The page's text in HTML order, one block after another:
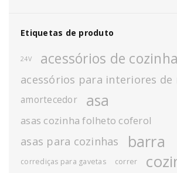
Etiquetas de produto
24V acessórios de cozinha
acessórios para interiores de
amortecedor asa
asas cozinha folheto coferol
asas para cozinhas barra
corrediças para gavetas correr